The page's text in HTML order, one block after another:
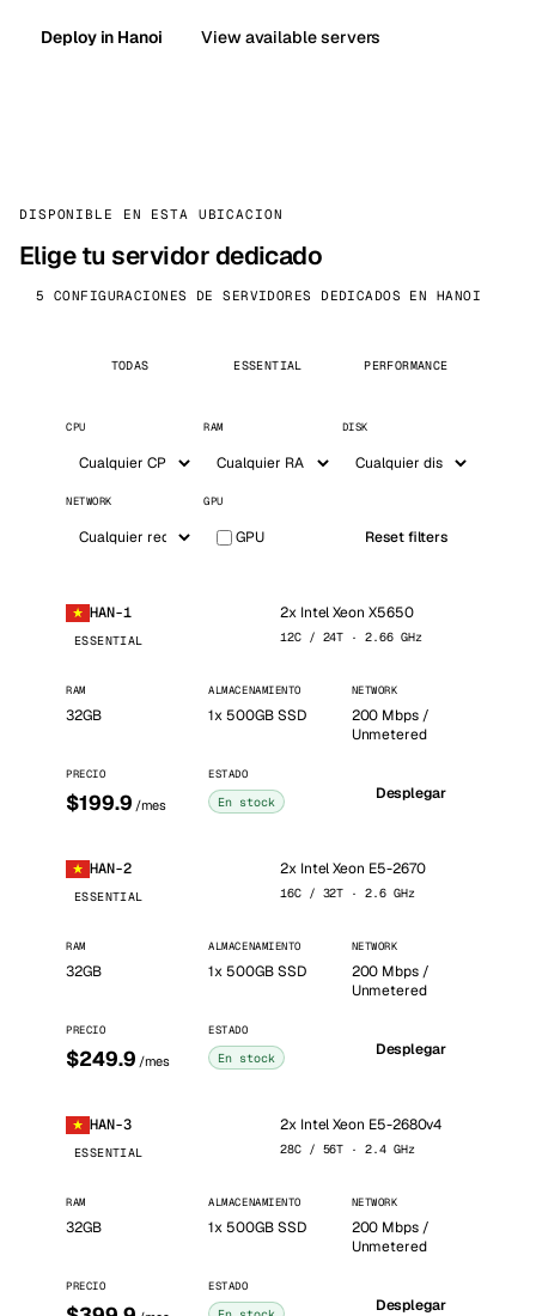
Deploy in Hanoi View available servers
DISPONIBLE EN ESTA UBICACION
Elige tu servidor dedicado
5 CONFIGURACIONES DE SERVIDORES DEDICADOS EN HANOI
TODAS ESSENTIAL PERFORMANCE
CPU RAM DISK
NETWORK GPU
GPU Reset filters
HAN-1
ESSENTIAL
2x Intel Xeon X5650
12C / 24T · 2.66 GHz
RAM
32GB
ALMACENAMIENTO
1x 500GB SSD
NETWORK
200 Mbps /
Unmetered
PRECIO
$199.9 /mes
ESTADO
En stock Desplegar
HAN-2
ESSENTIAL
2x Intel Xeon E5-2670
16C / 32T · 2.6 GHz
RAM
32GB
ALMACENAMIENTO
1x 500GB SSD
NETWORK
200 Mbps /
Unmetered
PRECIO
$249.9 /mes
ESTADO
En stock Desplegar
HAN-3
ESSENTIAL
2x Intel Xeon E5-2680v4
28C / 56T · 2.4 GHz
RAM
32GB
ALMACENAMIENTO
1x 500GB SSD
NETWORK
200 Mbps /
Unmetered
PRECIO ESTADO
Desplegar